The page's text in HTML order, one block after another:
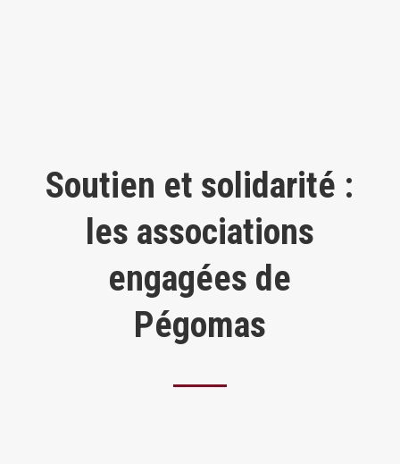
Soutien et solidarité :
les associations
engagées de
Pégomas